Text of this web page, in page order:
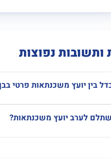
נפוצות
בין יועץ משכנתאות פרטי
לערב יועץ משכנתאות?